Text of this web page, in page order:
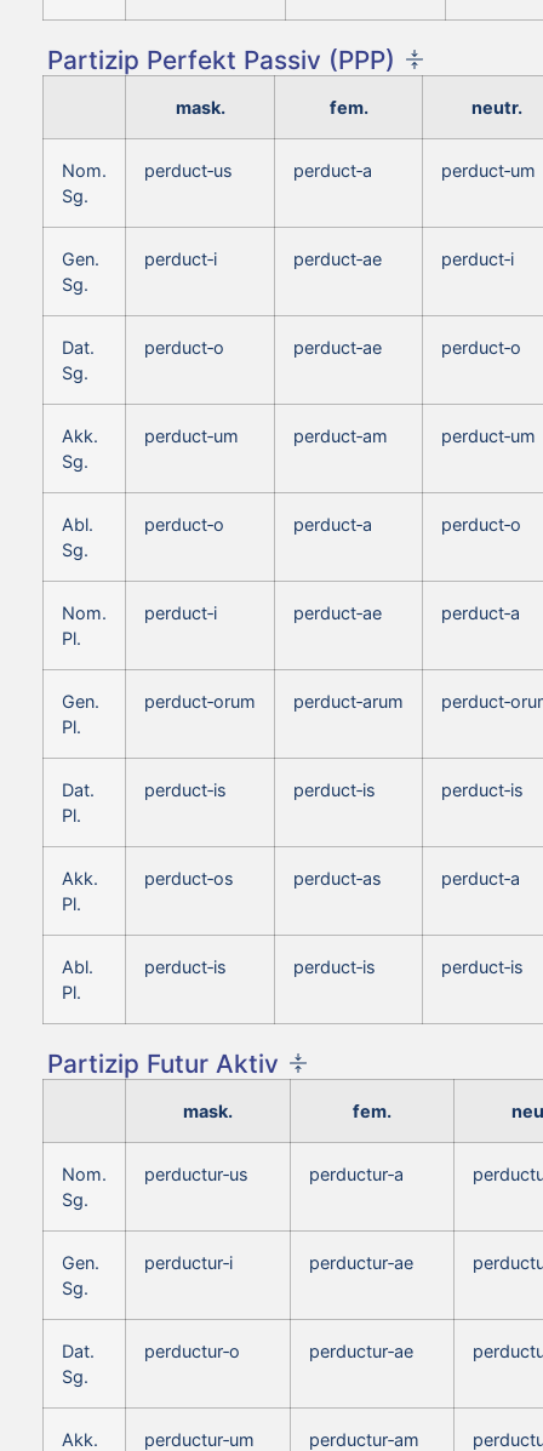
Partizip Perfekt Passiv (PPP)
mask. fem. neutr.
Nom.
Sg.
perduct‑us perduct‑a perduct‑um
Gen.
Sg.
perduct‑i perduct‑ae perduct‑i
Dat.
Sg.
perduct‑o perduct‑ae perduct‑o
Akk.
Sg.
perduct‑um perduct‑am perduct‑um
Abl.
Sg.
perduct‑o perduct‑a perduct‑o
Nom.
Pl.
perduct‑i perduct‑ae perduct‑a
Gen.
Pl.
perduct‑orum perduct‑arum
Dat.
Pl.
perduct‑is perduct‑is perduct‑is
Akk.
Pl.
perduct‑os perduct‑as perduct‑a
Abl.
Pl.
perduct‑is perduct‑is perduct‑is
Partizip Futur Aktiv
mask. fem.
Nom.
Sg.
perductur‑us perductur‑a
Gen.
Sg.
perductur‑i perductur‑ae
Dat.
Sg.
perductur‑o perductur‑ae
Akk.
perductur‑um perductur‑am